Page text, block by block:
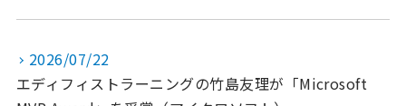
2026/07/22
エディフィストラーニングの竹島友理が「Microsoft